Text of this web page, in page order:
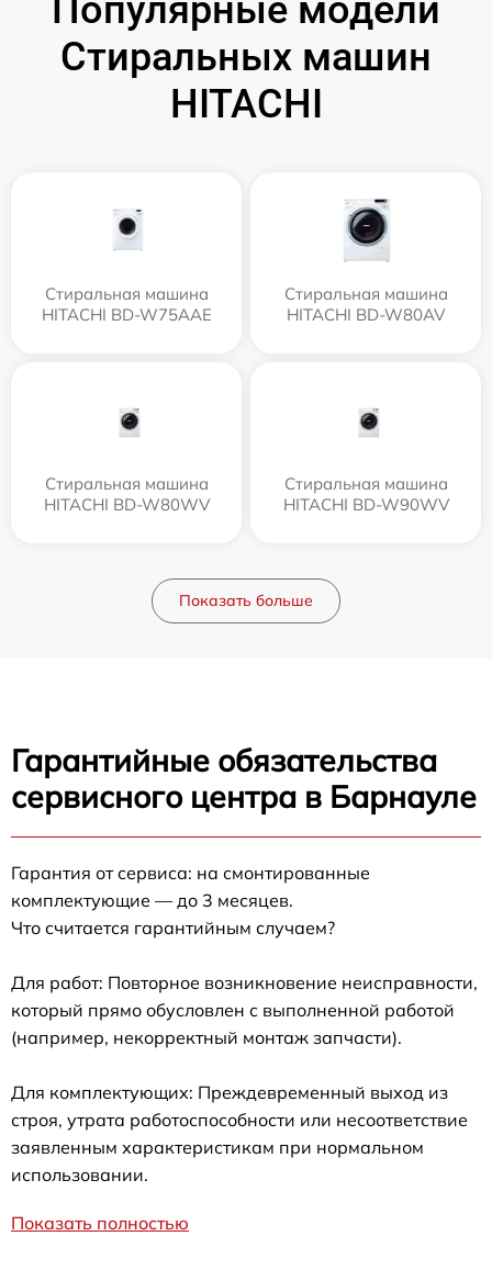
Популярные модели
Стиральных машин
HITACHI
Стиральная машина
HITACHI BD-W75AAE
Стиральная машина
HITACHI BD-W80AV
Стиральная машина
HITACHI BD-W80WV
Стиральная машина
HITACHI BD-W90WV
Показать больше
Гарантийные обязательства
сервисного центра в Барнауле
Гарантия от сервиса: на смонтированные
комплектующие — до 3 месяцев.
Что считается гарантийным случаем?
Для работ: Повторное возникновение неисправности,
который прямо обусловлен с выполненной работой
(например, некорректный монтаж запчасти).
Для комплектующих: Преждевременный выход из
строя, утрата работоспособности или несоответствие
заявленным характеристикам при нормальном
использовании.
Показать полностью